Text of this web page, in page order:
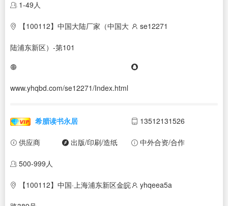
1-49人
【100112】中国大陆厂家（中国大
陆浦东新区）-第101
se12271
www.yhqbd.com/se12271/Index.html
希腊读书永居 13512131526
供应商 出版/印刷/造纸 中外合资/合作
500-999人
【100112】中国·上海浦东新区金皖 yhqeea5a